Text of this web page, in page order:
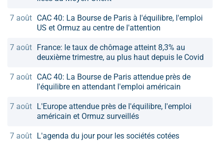
7 août CAC 40: La Bourse de Paris à l'équilibre, l'emploi
US et Ormuz au centre de l'attention
7 août France: le taux de chômage atteint 8,3% au
deuxième trimestre, au plus haut depuis le Covid
7 août CAC 40: La Bourse de Paris attendue près de
l'équilibre en attendant l'emploi américain
7 août L'Europe attendue près de l'équilibre, l'emploi
américain et Ormuz surveillés
7 août L'agenda du jour pour les sociétés cotées